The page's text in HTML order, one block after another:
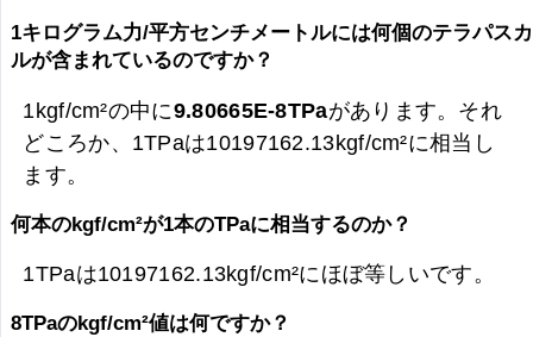
1キログラム力/平方センチメートルには何個のテラパスカ
ルが含まれているのですか？
1kgf/cm²の中に9.80665E-8TPaがあります。それ
どころか、1TPaは10197162.13kgf/cm²に相当し
ます。
何本のkgf/cm²が1本のTPaに相当するのか？
1TPaは10197162.13kgf/cm²にほぼ等しいです。
8TPaのkgf/cm²値は何ですか？